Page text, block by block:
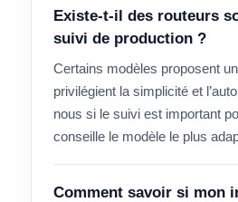
Existe-t-il des routeurs
suivi de production ?
Certains modèles proposent
privilégient la simplicité et
nous si le suivi est important
conseille le modèle le plus
Comment savoir si mon